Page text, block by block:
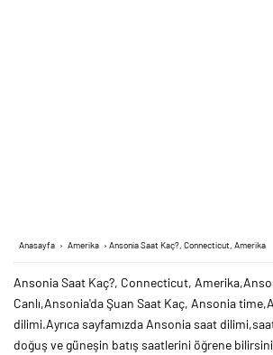
Anasayfa › Amerika › Ansonia Saat Kaç?, Connecticut, Amerika
Ansonia Saat Kaç?, Connecticut,
Canlı,Ansonia'da Şuan Saat Kaç, Ansonia
dilimi.Ayrıca sayfamızda Ansonia saat
doğuş ve güneşin batış saatlerini öğrene